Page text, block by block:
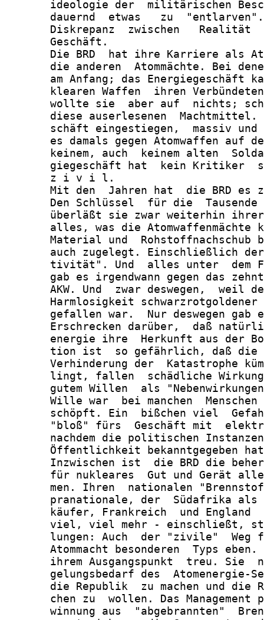
ideologie der  militärischen
dauernd  etwas   zu
Diskrepanz  zwischen   Realität
       Geschäft.
Die BRD  hat ihre Karriere als
die anderen  Atommächte. Bei
am Anfang; das Energiegeschäft
klearen Waffen  ihren
wollte sie  aber auf  nichts;
diese auserlesenen
schäft eingestiegen,  massiv
es damals gegen Atomwaffen auf
keinem, auch  keinem alten
giegeschäft hat  kein Kritiker
       z i v i l.
Mit den  Jahren hat  die BRD es
Den Schlüssel  für die
überläßt sie zwar weiterhin
alles, was die Atomwaffenmächte
Material und  Rohstoffnachschub
auch zugelegt. Einschließlich
tivität". Und  alles unter  dem
gab es irgendwann gegen das
AKW. Und  zwar deswegen,  weil
Harmlosigkeit
gefallen war.  Nur deswegen gab
Erschrecken darüber,  daß
energie ihre  Herkunft aus der
tion ist  so gefährlich, daß
Verhinderung der  Katastrophe
lingt, fallen  schädliche
gutem Willen  als
Wille war  bei manchen
schöpft. Ein  bißchen viel
"bloß" fürs  Geschäft mit
nachdem die politischen
Öffentlichkeit bekanntgegeben
Inzwischen ist  die BRD die
für nukleares  Gut und Gerät
men. Ihren  nationalen
pranationale, der  Südafrika
käufer, Frankreich  und England
viel, viel mehr - einschließt,
lungen: Auch  der "zivile"  Weg
Atommacht besonderen  Typs
ihrem Ausgangspunkt  treu. Sie
gelungsbedarf des  Atomenergie-
die Republik  zu machen und die
chen zu  wollen. Das Management
winnung aus  "abgebrannten"